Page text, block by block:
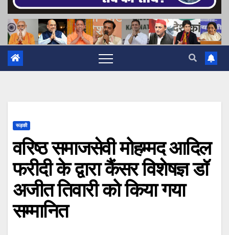
रूड़की
वरिष्ठ समाजसेवी मोहम्मद आदिल
फरीदी के द्वारा कैंसर विशेषज्ञ डॉ
अजीत तिवारी को किया गया
सम्मानित